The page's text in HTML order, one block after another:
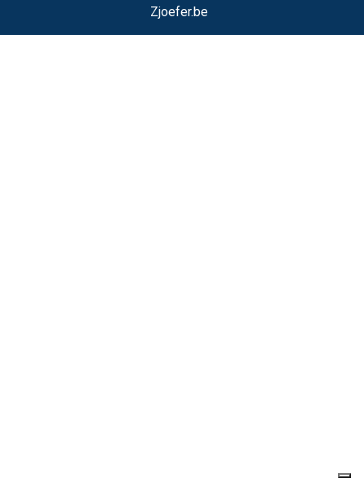
Zjoefer.be